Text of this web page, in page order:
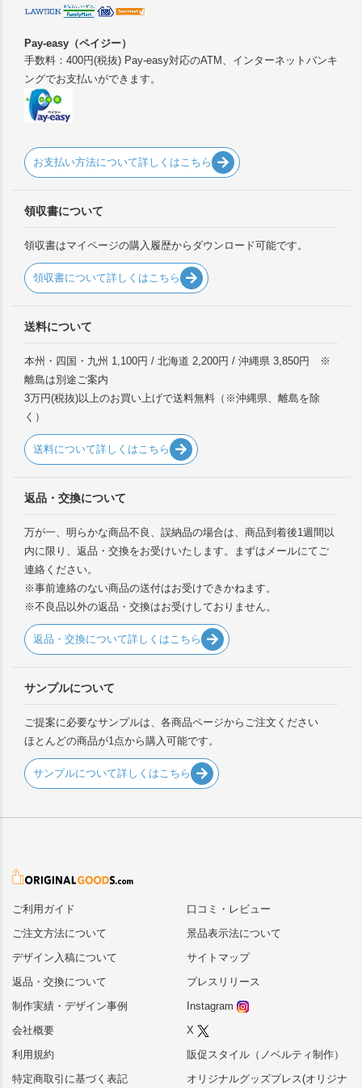
Pay-easy（ペイジー）
手数料：400円(税抜) Pay-easy対応のATM、インターネットバンキ
ングでお支払いができます。
お支払い方法について詳しくはこちら
領収書について
領収書はマイページの購入履歴からダウンロード可能です。
領収書について詳しくはこちら
送料について
本州・四国・九州 1,100円 / 北海道 2,200円 / 沖縄県 3,850円 ※
離島は別途ご案内
3万円(税抜)以上のお買い上げで送料無料（※沖縄県、離島を除
く）
送料について詳しくはこちら
返品・交換について
万が一、明らかな商品不良、誤納品の場合は、商品到着後1週間以
内に限り、返品・交換をお受けいたします。まずはメールにてご
連絡ください。
※事前連絡のない商品の送付はお受けできかねます。
※不良品以外の返品・交換はお受けしておりません。
返品・交換について詳しくはこちら
サンプルについて
ご提案に必要なサンプルは、各商品ページからご注文ください
ほとんどの商品が1点から購入可能です。
サンプルについて詳しくはこちら
ご利用ガイド
ご注文方法について
デザイン入稿について
返品・交換について
制作実績・デザイン事例
会社概要
利用規約
特定商取引に基づく表記
口コミ・レビュー
景品表示法について
サイトマップ
プレスリリース
Instagram
X
販促スタイル（ノベルティ制作）
オリジナルグッズプレス(オリジナ